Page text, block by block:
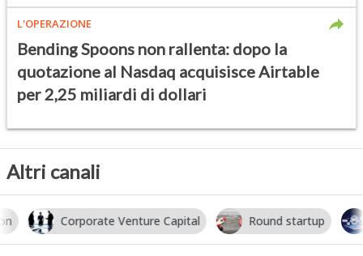
L'OPERAZIONE
Bending Spoons non rallenta: dopo la
quotazione al Nasdaq acquisisce Airtable
per 2,25 miliardi di dollari
Altri canali
Corporate Venture Capital Round startup